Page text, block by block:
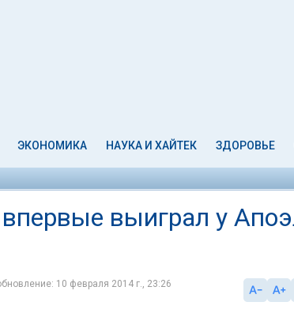
ЭКОНОМИКА НАУКА И ХАЙТЕК ЗДОРОВЬЕ
выиграл у
10 февраля 2014 г., 23:26